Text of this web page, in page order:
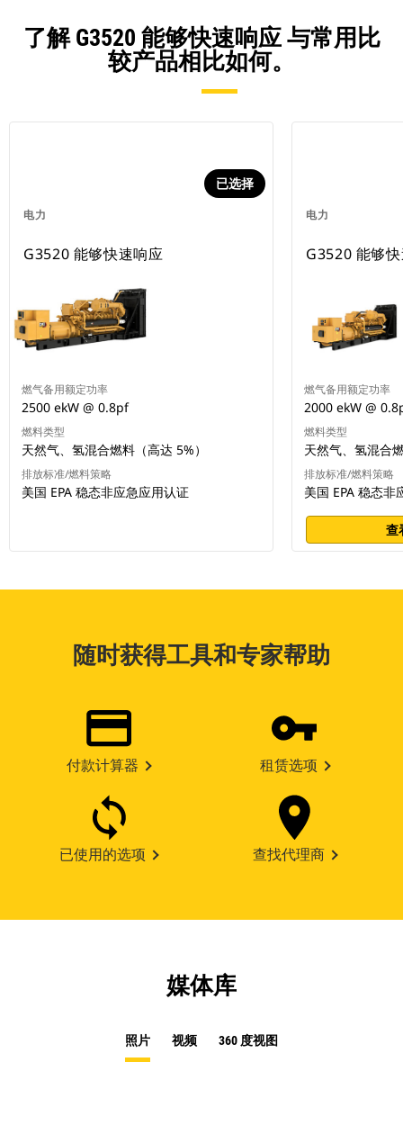
了解 G3520 能够快速响应 与常用比
较产品相比如何。
电力
已选择
G3520 能够快速响应
燃气备用额定功率
2500 ekW @ 0.8pf
燃料类型
天然气、氢混合燃料（高达 5%）
排放标准/燃料策略
美国 EPA 稳态非应急应用认证
电力
G3520 能够
燃气备用额定功率
2000 ekW @
燃料类型
天然气、氢混合
排放标准/燃料策略
美国 EPA 稳态非
查
随时获得工具和专家帮助
付款计算器 租赁选项
已使用的选项 查找代理商
媒体库
照片 视频 360 度视图